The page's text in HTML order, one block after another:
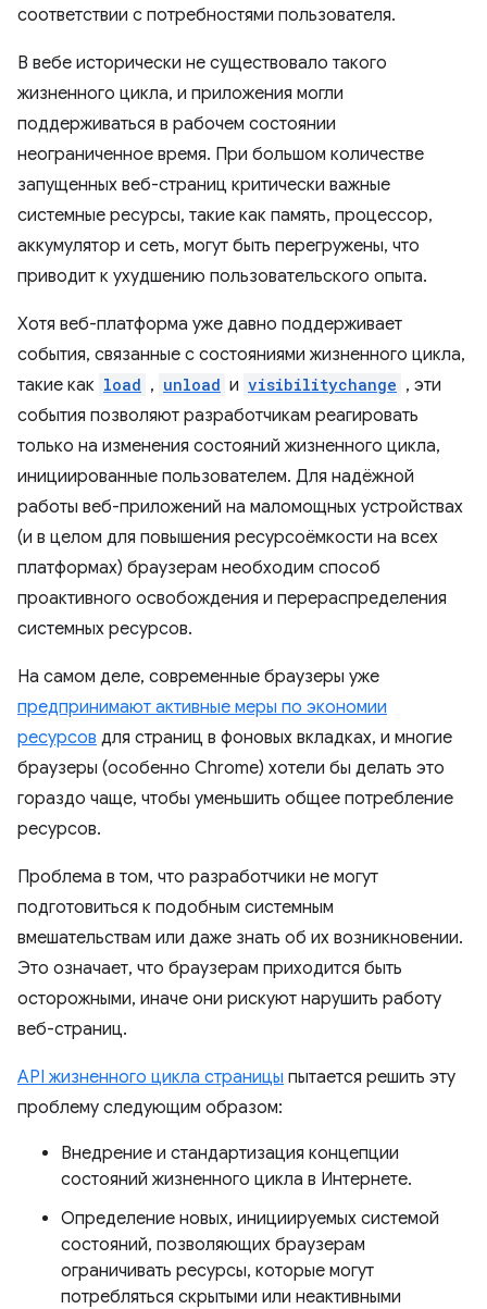
соответствии с потребностями пользователя.
В вебе исторически не существовало такого
жизненного цикла, и приложения могли
поддерживаться в рабочем состоянии
неограниченное время. При большом количестве
запущенных веб-страниц критически важные
системные ресурсы, такие как память, процессор,
аккумулятор и сеть, могут быть перегружены, что
приводит к ухудшению пользовательского опыта.
Хотя веб-платформа уже давно поддерживает
события, связанные с состояниями жизненного цикла,
такие как load , unload и visibilitychange , эти
события позволяют разработчикам реагировать
только на изменения состояний жизненного цикла,
инициированные пользователем. Для надёжной
работы веб-приложений на маломощных устройствах
(и в целом для повышения ресурсоёмкости на всех
платформах) браузерам необходим способ
проактивного освобождения и перераспределения
системных ресурсов.
На самом деле, современные браузеры уже
предпринимают активные меры по экономии
ресурсов для страниц в фоновых вкладках, и многие
браузеры (особенно Chrome) хотели бы делать это
гораздо чаще, чтобы уменьшить общее потребление
ресурсов.
Проблема в том, что разработчики не могут
подготовиться к подобным системным
вмешательствам или даже знать об их возникновении.
Это означает, что браузерам приходится быть
осторожными, иначе они рискуют нарушить работу
веб-страниц.
API жизненного цикла страницы пытается решить эту
проблему следующим образом:
Внедрение и стандартизация концепции
состояний жизненного цикла в Интернете.
Определение новых, инициируемых системой
состояний, позволяющих браузерам
ограничивать ресурсы, которые могут
потребляться скрытыми или неактивными